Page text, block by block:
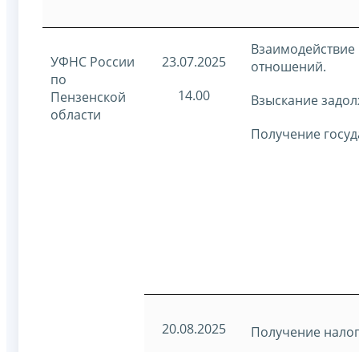
УФНС России
по
Пензенской
области
23.07.2025
14.00
отношений.
Взыскание
Получение
20.08.2025
Получение